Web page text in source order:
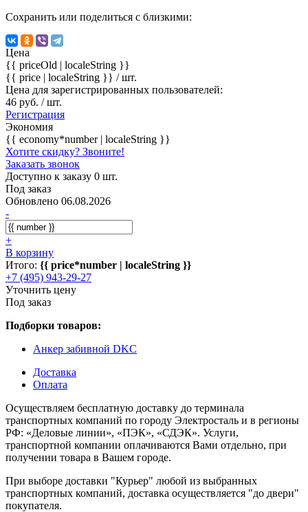
Сохранить или поделиться с близкими:
Цена
{{ priceOld | localeString }}
{{ price | localeString }} / шт.
Цена для зарегистрированных пользователей:
46 руб. / шт.
Регистрация
Экономия
{{ economy*number | localeString }}
Хотите скидку? Звоните!
Заказать звонок
Доступно к заказу 0 шт.
Под заказ
Обновлено 06.08.2026
-
+
В корзину
Итого: {{ price*number | localeString }}
+7 (495) 943-29-27
Уточнить цену
Под заказ
Подборки товаров:
Анкер забивной DKC
Доставка
Оплата
Осуществляем бесплатную доставку до терминала
транспортных компаний по городу Электросталь и в регионы
РФ: «Деловые линии», «ПЭК», «СДЭК». Услуги,
транспортной компании оплачиваются Вами отдельно, при
получении товара в Вашем городе.
При выборе доставки "Курьер" любой из выбранных
транспортных компаний, доставка осуществляется "до двери"
покупателя.